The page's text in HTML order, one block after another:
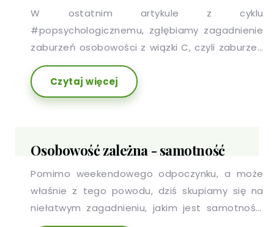
W ostatnim artykule z cyklu
#popsychologicznemu, zgłębiamy zagadnienie
zaburzeń osobowości z wiązki C, czyli zaburzeń
obawowo - lękowych
Czytaj więcej
Osobowość zależna - samotność
Pomimo weekendowego odpoczynku, a może
właśnie z tego powodu, dziś skupiamy się na
niełatwym zagadnieniu, jakim jest samotność,